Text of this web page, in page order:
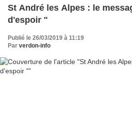
St André les Alpes : le message de "Chemin
d'espoir "
Publié le 26/03/2019 à 11:19
Par verdon-info